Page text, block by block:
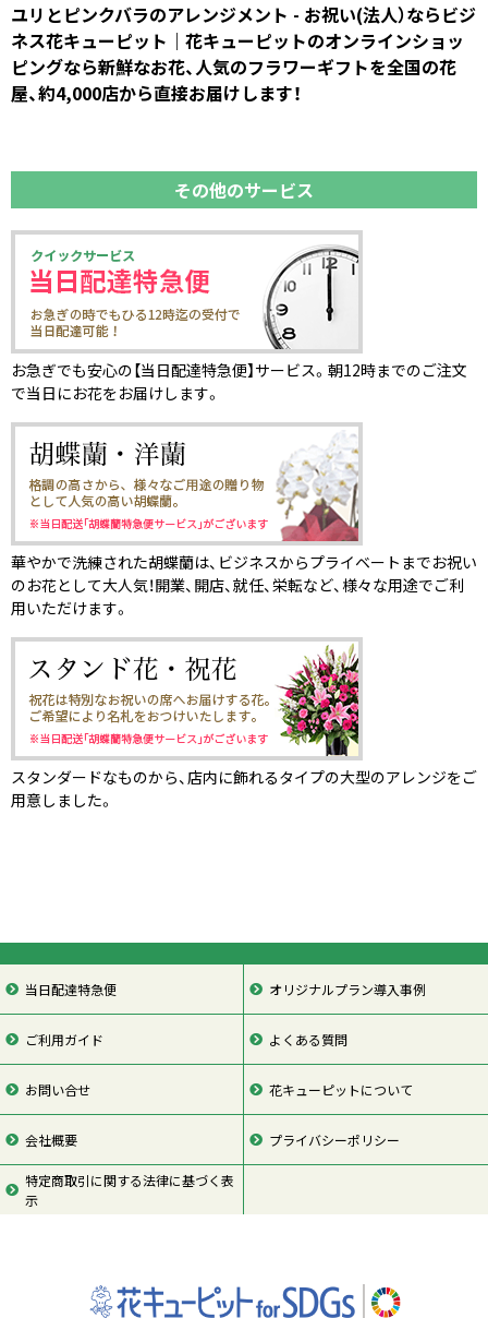
ユリとピンクバラのアレンジメント - お祝い(法人）ならビジ
ネス花キューピット｜花キューピットのオンラインショッ
ピングなら新鮮なお花、人気のフラワーギフトを全国の花
屋、約4,000店から直接お届けします！
その他のサービス
お急ぎでも安心の【当日配達特急便】サービス。朝12時までのご注文
で当日にお花をお届けします。
華やかで洗練された胡蝶蘭は、ビジネスからプライベートまでお祝い
のお花として大人気！開業、開店、就任、栄転など、様々な用途でご利
用いただけます。
スタンダードなものから、店内に飾れるタイプの大型のアレンジをご
用意しました。
当日配達特急便 オリジナルプラン導入事例
ご利用ガイド よくある質問
お問い合せ 花キューピットについて
会社概要 プライバシーポリシー
特定商取引に関する法律に基づく表
示